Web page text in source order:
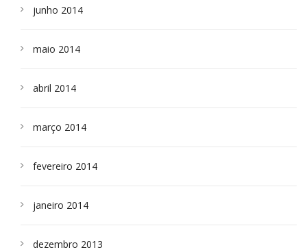
junho 2014
maio 2014
abril 2014
março 2014
fevereiro 2014
janeiro 2014
dezembro 2013